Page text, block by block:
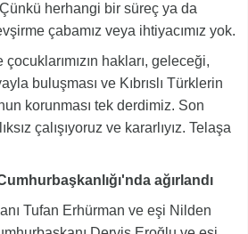
herhangi bir süreç ya da
çabamız veya ihtiyacımız yok.
çocuklarımızın hakları, geleceği,
buluşması ve Kıbrıslı Türklerin
korunması tek derdimiz. Son
çalışıyoruz ve kararlıyız. Telaşa
ağırlandı
Tufan Erhürman ve eşi Nilden